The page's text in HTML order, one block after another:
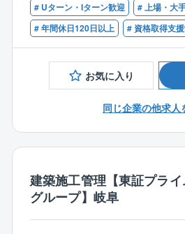
・エンジニアリング
⇒定期的な大規模修繕工事、改
ど。
多様な改造・建設プロジェクト
・メンテナンス
■出張について
○可能性としてはありますが短期
⇒大型工事の応援のために、全
・1級管工事施工管理技士
・1級土木施工管理技士
・1級電気施工管理技士
・溶接施工管理技術者（1級/2級
・保全技能士（機械）等
# Uターン・Iターン歓迎
# 上場・大
# 年間休日120日以上
# 資格取得支
お気に入り
同じ企業の他求人
建築施工管理【東証プラ
グループ】岐阜